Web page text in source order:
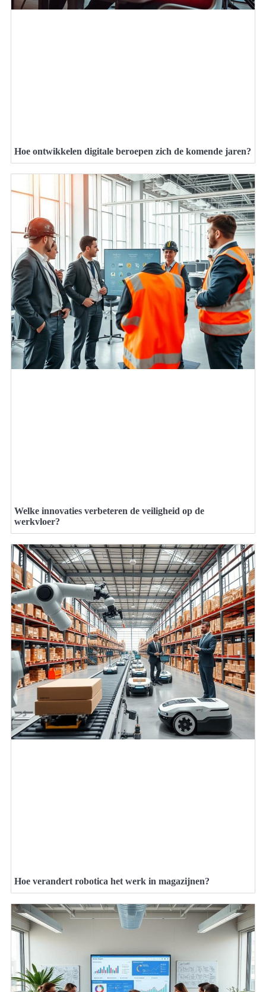
Hoe ontwikkelen digitale beroepen zich de komende jaren?
Welke innovaties verbeteren de veiligheid op de
werkvloer?
Hoe verandert robotica het werk in magazijnen?